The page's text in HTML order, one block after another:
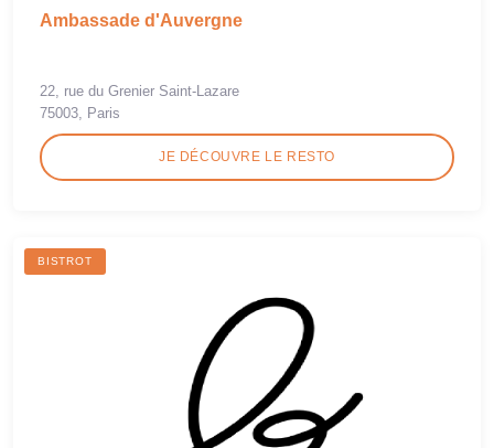
Ambassade d'Auvergne
22, rue du Grenier Saint-Lazare
75003, Paris
JE DÉCOUVRE LE RESTO
BISTROT